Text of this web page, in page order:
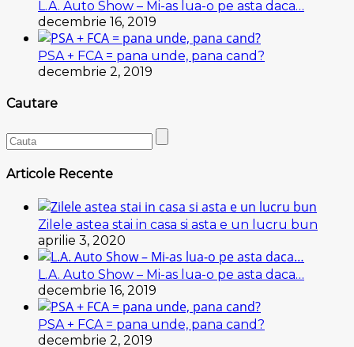
L.A. Auto Show – Mi-as lua-o pe asta daca…
decembrie 16, 2019
PSA + FCA = pana unde, pana cand?
decembrie 2, 2019
Cautare
Articole Recente
Zilele astea stai in casa si asta e un lucru bun
aprilie 3, 2020
L.A. Auto Show – Mi-as lua-o pe asta daca…
decembrie 16, 2019
PSA + FCA = pana unde, pana cand?
decembrie 2, 2019